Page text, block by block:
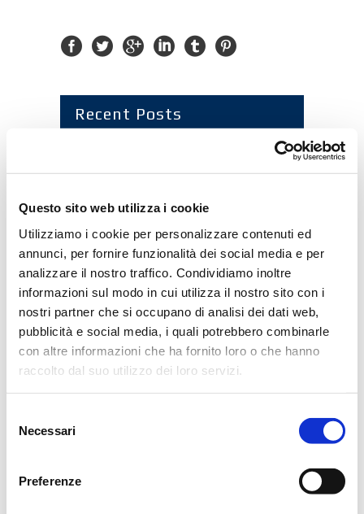
Questo sito web utilizza i cookie
Utilizziamo i cookie per personalizzare contenuti ed
annunci, per fornire funzionalità dei social media e per
analizzare il nostro traffico. Condividiamo inoltre
informazioni sul modo in cui utilizza il nostro sito con i
nostri partner che si occupano di analisi dei dati web,
pubblicità e social media, i quali potrebbero combinarle
con altre informazioni che ha fornito loro o che hanno
raccolto dal suo utilizzo dei loro servizi.
delNecessari
Preferenze
Recent Posts
Miele: PPMA Show 2021 5 August 2021
Miele: Pack Expo 2021
3 August 2021
Miele: Propak 2021 2 August 2021
Miele: Snackex 2021 26 February 2021
ConfezioniAMO con Miele 5 February 2021
Archivi